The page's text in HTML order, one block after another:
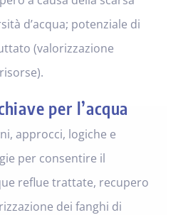
d’acqua; potenziale di
(valorizzazione
per l’acqua
approcci, logiche e
per consentire il
reflue trattate, recupero
dei fanghi di